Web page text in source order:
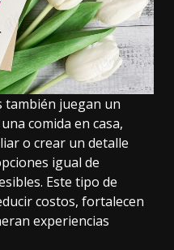
también juegan un
comida en casa,
o crear un detalle
igual de
Este tipo de
costos, fortalecen
experiencias